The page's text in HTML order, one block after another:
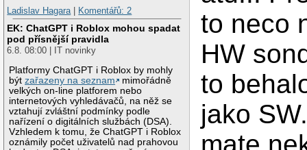
Ladislav Hagara
Komentářů: 2
EK: ChatGPT i Roblox mohou spadat
pod přísnější pravidla
6.8. 08:00 | IT novinky
Platformy ChatGPT i Roblox by mohly
býtzařazeny na seznam
mimořádně
velkých on-line platforem nebo
internetových vyhledávačů, na něž se
vztahují zvláštní podmínky podle
nařízení o digitálních službách (DSA).
Vzhledem k tomu, že ChatGPT i Roblox
oznámily počet uživatelů nad prahovou
to neco
HW
to
jako